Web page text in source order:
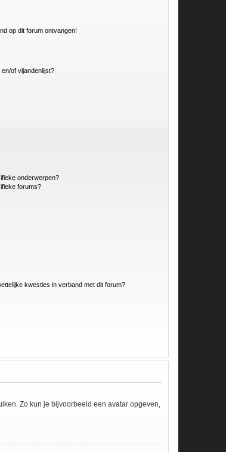
op dit forum ontvangen!
of vijandenlijst?
onderwerpen?
forums?
kwesties in verband met dit forum?
Zo kun je bijvoorbeeld een avatar opgeven,